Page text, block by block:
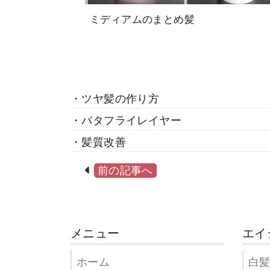
ミディアムのまとめ髪
・ツヤ髪の作り方
・バタフライレイヤー
・髪質改善
前の記事へ
メニュー
ホーム
エ
白